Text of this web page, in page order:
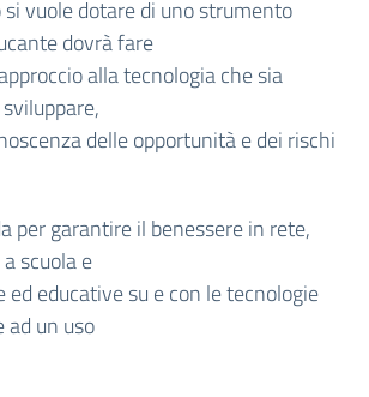
vuole dotare di uno strumento
dovrà fare
alla tecnologia che sia
delle opportunità e dei rischi
per garantire il benessere in rete,
scuola e
educative su e con le tecnologie
ad un uso